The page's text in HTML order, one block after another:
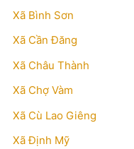
Xã Bình Sơn
Xã Cần Đăng
Xã Châu Thành
Xã Chợ Vàm
Xã Cù Lao Giêng
Xã Định Mỹ